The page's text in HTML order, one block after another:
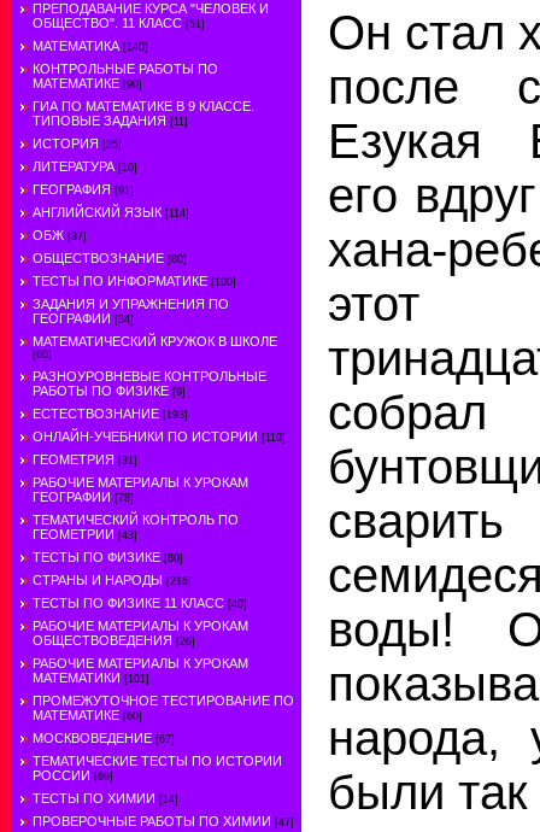
ПРЕПОДАВАНИЕ КУРСА "ЧЕЛОВЕК И
ОБЩЕСТВО". 11 КЛАСС [51]
МАТЕМАТИКА [140]
КОНТРОЛЬНЫЕ РАБОТЫ ПО
МАТЕМАТИКЕ [90]
ГИА ПО МАТЕМАТИКЕ В 9 КЛАССЕ.
ТИПОВЫЕ ЗАДАНИЯ [11]
ИСТОРИЯ [25]
ЛИТЕРАТУРА [10]
ГЕОГРАФИЯ [91]
АНГЛИЙСКИЙ ЯЗЫК [114]
ОБЖ [37]
ОБЩЕСТВОЗНАНИЕ [80]
ТЕСТЫ ПО ИНФОРМАТИКЕ [100]
ЗАДАНИЯ И УПРАЖНЕНИЯ ПО
ГЕОГРАФИИ [34]
МАТЕМАТИЧЕСКИЙ КРУЖОК В ШКОЛЕ
[60]
РАЗНОУРОВНЕВЫЕ КОНТРОЛЬНЫЕ
РАБОТЫ ПО ФИЗИКЕ [9]
ЕСТЕСТВОЗНАНИЕ [193]
ОНЛАЙН-УЧЕБНИКИ ПО ИСТОРИИ [110]
ГЕОМЕТРИЯ [31]
РАБОЧИЕ МАТЕРИАЛЫ К УРОКАМ
ГЕОГРАФИИ [78]
ТЕМАТИЧЕСКИЙ КОНТРОЛЬ ПО
ГЕОМЕТРИИ [43]
ТЕСТЫ ПО ФИЗИКЕ [80]
СТРАНЫ И НАРОДЫ [216]
ТЕСТЫ ПО ФИЗИКЕ 11 КЛАСС [40]
РАБОЧИЕ МАТЕРИАЛЫ К УРОКАМ
ОБЩЕСТВОВЕДЕНИЯ [26]
РАБОЧИЕ МАТЕРИАЛЫ К УРОКАМ
МАТЕМАТИКИ [101]
ПРОМЕЖУТОЧНОЕ ТЕСТИРОВАНИЕ ПО
МАТЕМАТИКЕ [60]
МОСКВОВЕДЕНИЕ [67]
ТЕМАТИЧЕСКИЕ ТЕСТЫ ПО ИСТОРИИ
РОССИИ [69]
ТЕСТЫ ПО ХИМИИ [14]
ПРОВЕРОЧНЫЕ РАБОТЫ ПО ХИМИИ [47]
Он стал
после
Езукая
его
хана-
этот
воды!
народа,
были